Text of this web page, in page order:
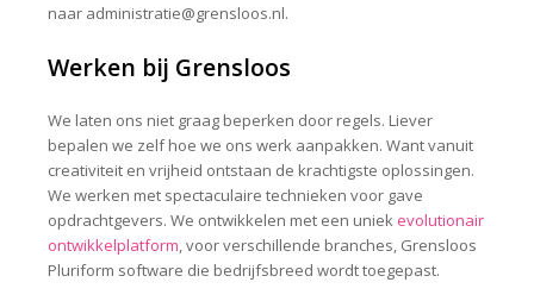
consultant / Supply chain
naar administratie@grensloos.nl.
Werken bij Grensloos
We laten ons niet graag beperken door regels. Liever
bepalen we zelf hoe we ons werk aanpakken. Want vanuit
creativiteit en vrijheid ontstaan de krachtigste oplossingen.
We werken met spectaculaire technieken voor gave
opdrachtgevers. We ontwikkelen met een uniek evolutionair
ontwikkelplatform, voor verschillende branches, Grensloos
Pluriform software die bedrijfsbreed wordt toegepast.